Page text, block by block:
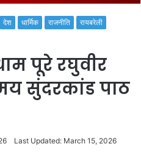
देश धार्मिक राजनीति
रायबरेली
पूरे रघुवीर
सुंदरकांड पाठ
Last Updated: March 15, 2026